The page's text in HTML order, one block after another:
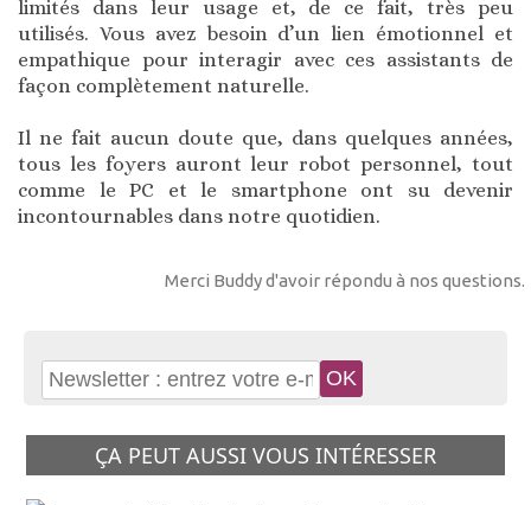
limités dans leur usage et, de ce fait, très peu
utilisés. Vous avez besoin d’un lien émotionnel et
empathique pour interagir avec ces assistants de
façon complètement naturelle.
Il ne fait aucun doute que, dans quelques années,
tous les foyers auront leur robot personnel, tout
comme le PC et le smartphone ont su devenir
incontournables dans notre quotidien.
Merci Buddy d'avoir répondu à nos questions.
ÇA PEUT AUSSI VOUS INTÉRESSER